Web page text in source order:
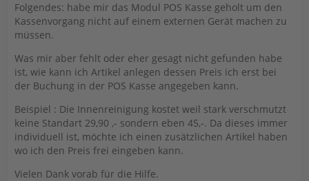
Folgendes: habe mir das Modul POS Kasse geholt um den
Kassenvorgang nicht auf einem externen Gerät machen zu
müssen.
Was mir aber fehlt oder eher gesagt nicht gefunden habe
ist, wie kann ich Artikel anlegen dessen Preis ich erst bei
der Buchung in der POS Kasse angegeben kann.
Beispiel : Die Innenreinigung kostet weil stark verschmutzt
keine Standart 29,90 ,- sondern eben 45,-. Da dieses immer
individuell ist, möchte ich einen zusätzlichen Artikel haben
wo ich den Preis frei eingeben kann.
Vielen Dank vorab für die Hilfe.